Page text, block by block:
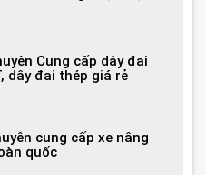
Cung cấp dây đai
dây đai thép giá rẻ
cung cấp xe nâng
quốc